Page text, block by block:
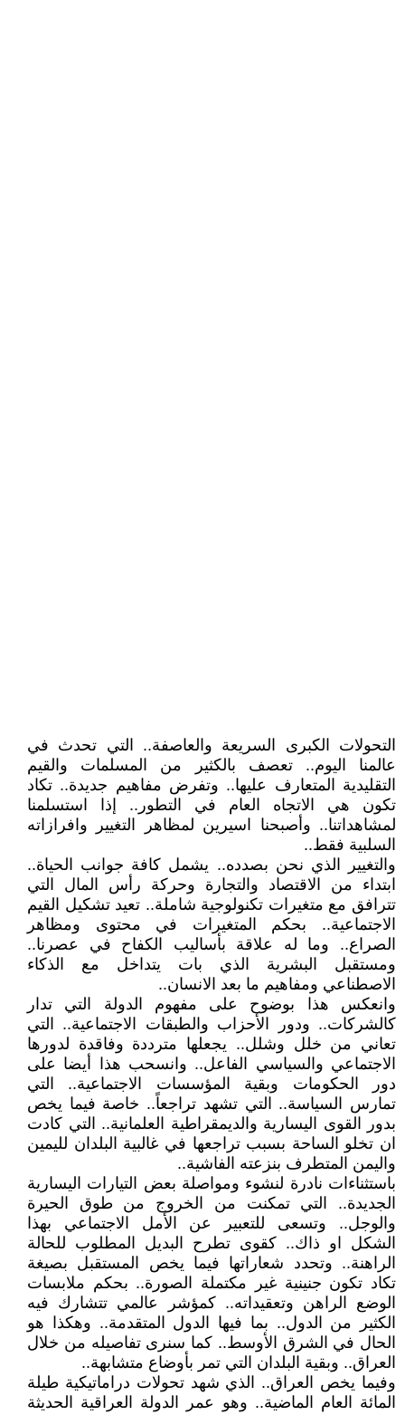
التحولات الكبرى السريعة والعاصفة.. التي تحدث في
عالمنا اليوم.. تعصف بالكثير من المسلمات والقيم
التقليدية المتعارف عليها.. وتفرض مفاهيم جديدة.. تكاد
تكون هي الاتجاه العام في التطور.. إذا استسلمنا
لمشاهداتنا.. وأصبحنا اسيرين لمظاهر التغيير وافرازاته
السلبية فقط..
والتغيير الذي نحن بصدده.. يشمل كافة جوانب الحياة..
ابتداء من الاقتصاد والتجارة وحركة رأس المال التي
تترافق مع متغيرات تكنولوجية شاملة.. تعيد تشكيل القيم
الاجتماعية.. بحكم المتغيرات في محتوى ومظاهر
الصراع.. وما له علاقة بأساليب الكفاح في عصرنا..
ومستقبل البشرية الذي بات يتداخل مع الذكاء
الاصطناعي ومفاهيم ما بعد الانسان..
وانعكس هذا بوضوح على مفهوم الدولة التي تدار
كالشركات.. ودور الأحزاب والطبقات الاجتماعية.. التي
تعاني من خلل وشلل.. يجعلها مترددة وفاقدة لدورها
الاجتماعي والسياسي الفاعل.. وانسحب هذا أيضا على
دور الحكومات وبقية المؤسسات الاجتماعية.. التي
تمارس السياسة.. التي تشهد تراجعاً.. خاصة فيما يخص
بدور القوى اليسارية والديمقراطية العلمانية.. التي كادت
ان تخلو الساحة بسبب تراجعها في غالبية البلدان لليمين
واليمن المتطرف بنزعته الفاشية..
باستثناءات نادرة لنشوء ومواصلة بعض التيارات اليسارية
الجديدة.. التي تمكنت من الخروج من طوق الحيرة
والوجل.. وتسعى للتعبير عن الأمل الاجتماعي بهذا
الشكل او ذاك.. كقوى تطرح البديل المطلوب للحالة
الراهنة.. وتحدد شعاراتها فيما يخص المستقبل بصيغة
تكاد تكون جنينية غير مكتملة الصورة.. بحكم ملابسات
الوضع الراهن وتعقيداته.. كمؤشر عالمي تتشارك فيه
الكثير من الدول.. بما فيها الدول المتقدمة.. وهكذا هو
الحال في الشرق الأوسط.. كما سنرى تفاصيله من خلال
العراق.. وبقية البلدان التي تمر بأوضاع متشابهة..
وفيما يخص العراق.. الذي شهد تحولات دراماتيكية طيلة
المائة العام الماضية.. وهو عمر الدولة العراقية الحديثة